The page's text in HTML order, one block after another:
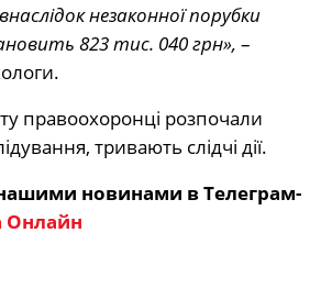
незаконної порубки
823 тис. 040 грн», –
правоохоронці розпочали
тривають слідчі дії.
новинами в Телеграм-
Онлайн